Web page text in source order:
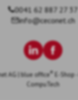
0041 62 887 27 37
info@ceconet.ch
AG blue office ®
E-
CompuTech